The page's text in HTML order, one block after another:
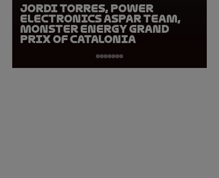
Jordi Torres, Power
Electronics Aspar Team,
Monster Energy Grand
Prix of Catalonia